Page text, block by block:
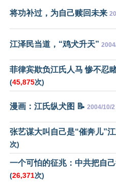
将功补过，为自己赎回未来
江泽民当道，“鸡犬升天”
菲律宾欺负江氏人马 惨不忍
(45,875次)
漫画：江氏纵犬图 📝 2004/10/2
张艺谋大叫自己是“催奔儿”
次)
一个可怕的征兆：中共把自
(26,371次)